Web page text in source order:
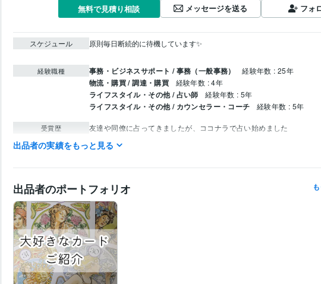
無料で見積り相談 メッセージを送る フォ
スケジュール 原則毎日断続的に待機しています✨
経験職種 事務・ビジネスサポート / 事務（一般事務） 経験年数 : 25年
物流・購買 / 調達・購買 経験年数 : 4年
ライフスタイル・その他 / 占い師 経験年数 : 5年
ライフスタイル・その他 / カウンセラー・コーチ 経験年数 : 5年
受賞歴 友達や同僚に占ってきましたが、ココナラで占い始めました
得意分野 占い 占い　潜在意識につながる　悩み相談
出品者の実績をもっと見る
出品者のポートフォリオ